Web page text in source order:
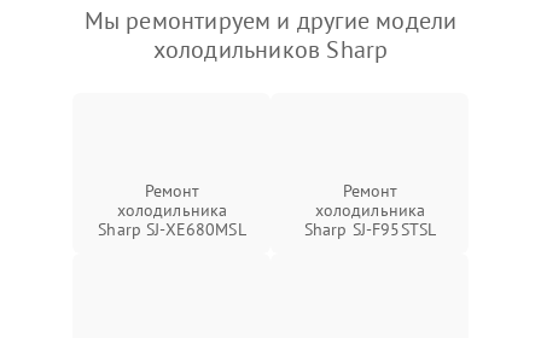
Мы ремонтируем и другие модели
холодильников Sharp
Ремонт
холодильника
Sharp SJ-XE680MSL
Ремонт
холодильника
Sharp SJ-F95STSL